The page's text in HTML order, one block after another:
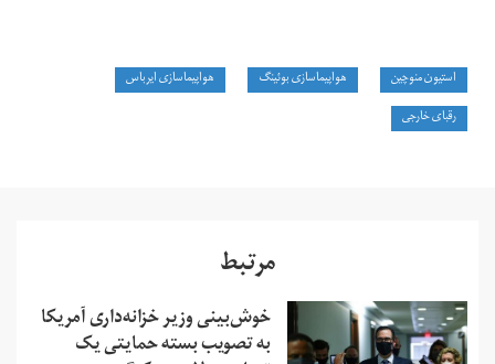
استیون منوچین هواپیماسازی بوئینگ
هواپیماسازی ایرباس
رقبای خارجی
مرتبط
خوش‌بینی وزیر خزانه‌داری آمریکا
به تصویب بسته حمایتی یک